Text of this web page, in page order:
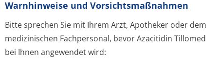
Warnhinweise und Vorsichtsmaßnahmen
Bitte sprechen Sie mit Ihrem Arzt, Apotheker oder dem
medizinischen Fachpersonal, bevor Azacitidin Tillomed
bei Ihnen angewendet wird: